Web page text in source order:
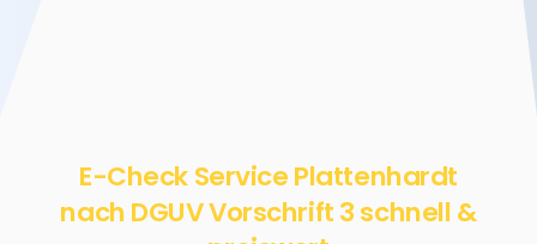
E-Check Service Plattenhardt
nach DGUV Vorschrift 3 schnell &